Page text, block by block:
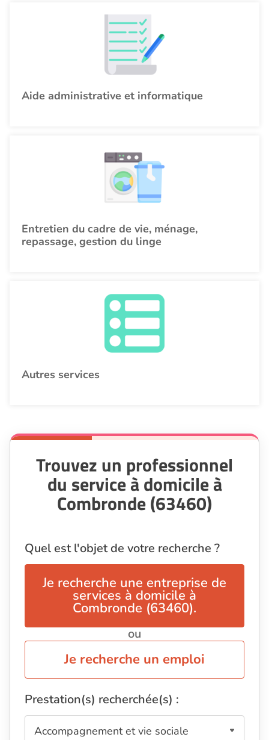
Aide administrative et informatique
Entretien du cadre de vie, ménage,
repassage, gestion du linge
Autres services
Trouvez un professionnel
du service à domicile à
Combronde (63460)
Quel est l'objet de votre recherche ?
Je recherche une entreprise de
services à domicile à
Combronde (63460).
ou
Je recherche un emploi
Prestation(s) recherchée(s) :